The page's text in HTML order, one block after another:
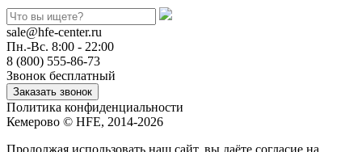
sale@hfe-center.ru
Пн.-Вс. 8:00 - 22:00
8 (800) 555-86-73
Звонок бесплатный
Политика конфиденциальности
Кемерово © HFE, 2014-2026
Продолжая использовать наш сайт, вы даёте согласие на